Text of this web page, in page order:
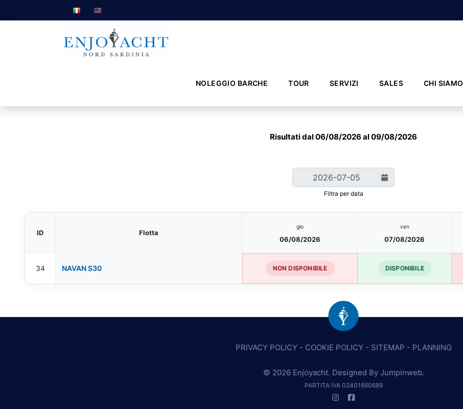
NOLEGGIO BARCHE TOUR SERVIZI SALES CHI SIAMO
Risultati dal 06/08/2026 al 09/08/2026
Filtra per data
ID Flotta
gio
06/08/2026
ven
07/08/2026
34 NAVAN S30 NON DISPONIBILE DISPONIBILE
PRIVACY POLICY- COOKIE POLICY- SITEMAP - PLANNING
© 2026 Enjoyacht. Designed By Jumpinweb.
PARTITA IVA 02401660689